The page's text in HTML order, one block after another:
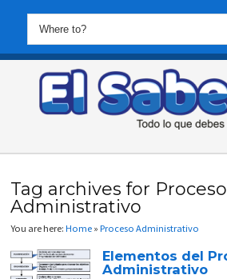
Tag archives for Proceso
Administrativo
You are here:Home »Proceso Administrativo
Elementos del
Administrativo